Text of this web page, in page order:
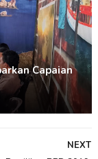
Capaian
NEXT